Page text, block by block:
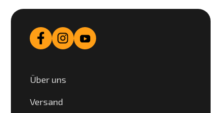
Über uns
Versand